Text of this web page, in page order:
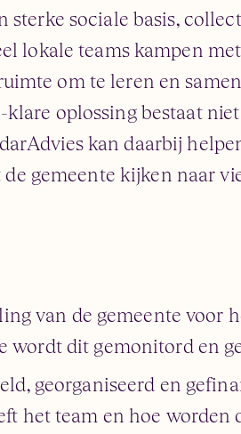
sociale basis,
lokale teams kampen
om te leren en
oplossing bestaat
kan daarbij
gemeente kijken naar
van de gemeente voor
wordt dit gemonitord en
georganiseerd en
het team en hoe worden